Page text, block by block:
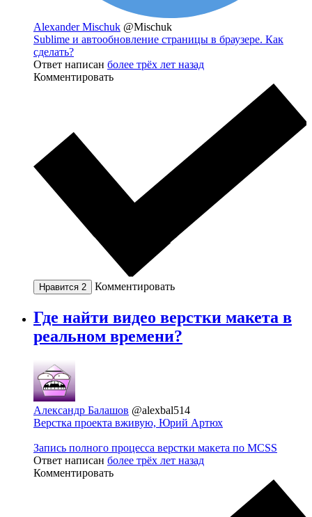
Alexander Mischuk @Mischuk
Sublime и автообновление страницы в браузере. Как
сделать?
Ответ написан более трёх лет назад
Комментировать
Нравится 2 Комментировать
Где найти видео верстки макета в
реальном времени?
Александр Балашов @alexbal514
Верстка проекта вживую, Юрий Артюх
Запись полного процесса верстки макета по MCSS
Ответ написан более трёх лет назад
Комментировать